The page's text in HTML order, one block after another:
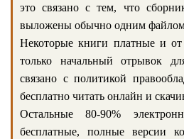
это связано с тем, что
выложены обычно одним
Некоторые книги платные и
только начальный отрывок
связано с политикой
бесплатно читать онлайн и
Остальные 80-90%
бесплатные, полные версии